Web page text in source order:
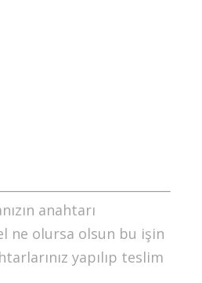
anahtarı
ne olursa olsun bu işin
yapılıp teslim